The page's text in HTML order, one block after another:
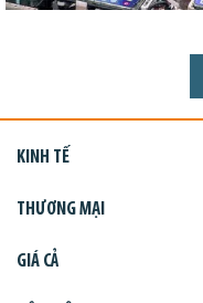
KINH TẾ
THƯƠNG MẠI
GIÁ CẢ